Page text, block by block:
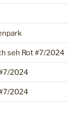
seh Rot #7/2024
2024
2024